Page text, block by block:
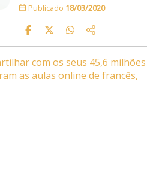
Publicado 18/03/2020
com os seus 45,6 milhões
as aulas online de francês,